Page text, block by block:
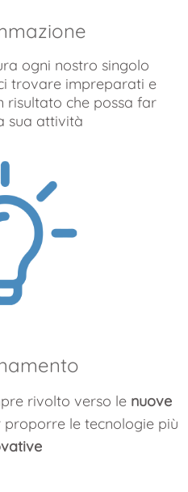
ogni nostro singolo
trovare impreparati e
risultato che possa far
sua attività
rivolto verso le nuove
proporre le tecnologie più